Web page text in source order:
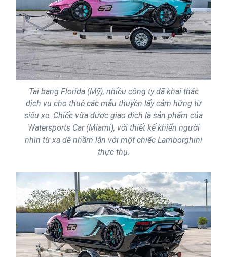
Tại bang Florida (Mỹ), nhiều công ty đã khai thác
dịch vụ cho thuê các mẫu thuyền lấy cảm hứng từ
siêu xe. Chiếc vừa được giao dịch là sản phẩm của
Watersports Car (Miami), với thiết kế khiến người
nhìn từ xa dễ nhầm lẫn với một chiếc Lamborghini
thực thụ.